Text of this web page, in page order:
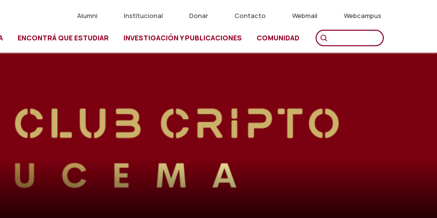
Alumni Institucional Donar Contacto Webmail Webcampus
ENCONTRÁ QUE ESTUDIAR INVESTIGACIÓN Y PUBLICACIONES COMUNIDAD